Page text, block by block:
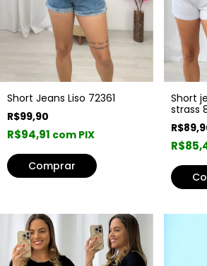
Short Jeans Liso 72361
R$99,90
R$94,91 com PIX
Comprar
Short
strass